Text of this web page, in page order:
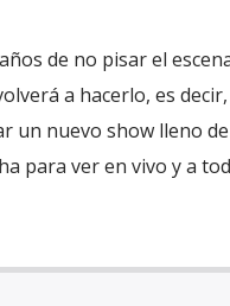
de no pisar el
a hacerlo, es
un nuevo show lleno
para ver en vivo y a